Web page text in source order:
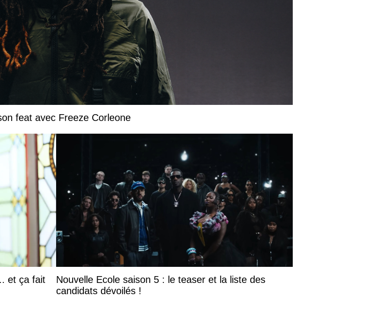
feat avec Freeze Corleone
et ça fait
Nouvelle Ecole saison 5 : le teaser et la liste des
candidats dévoilés !